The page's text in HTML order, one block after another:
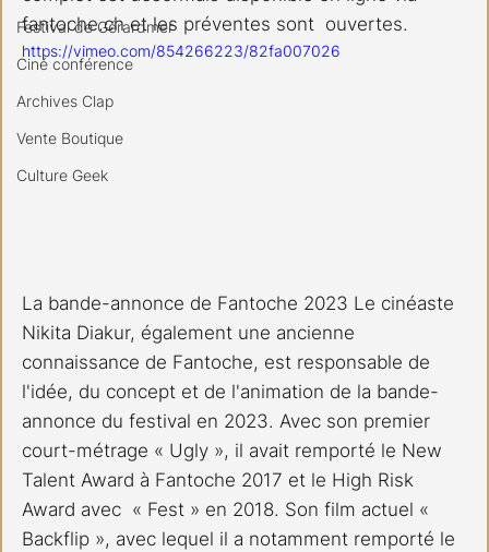
Festival de Gérardmer
Ciné conférence
Archives Clap
Vente Boutique
Culture Geek
fantoche.ch et les préventes sont  ouvertes.
https://vimeo.com/854266223/82fa007026
La bande-annonce de Fantoche 2023 Le cinéaste
Nikita Diakur, également une ancienne
connaissance de Fantoche, est responsable de
l'idée, du concept et de l'animation de la bande-
annonce du festival en 2023. Avec son premier
court-métrage « Ugly », il avait remporté le New
Talent Award à Fantoche 2017 et le High Risk
Award avec  « Fest » en 2018. Son film actuel «
Backflip », avec lequel il a notamment remporté le